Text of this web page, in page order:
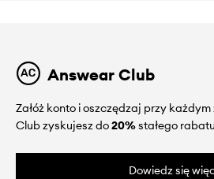
Answear Club
Załóż konto i oszczędzaj przy
Club zyskujesz do20%stałego
Dowiedz się